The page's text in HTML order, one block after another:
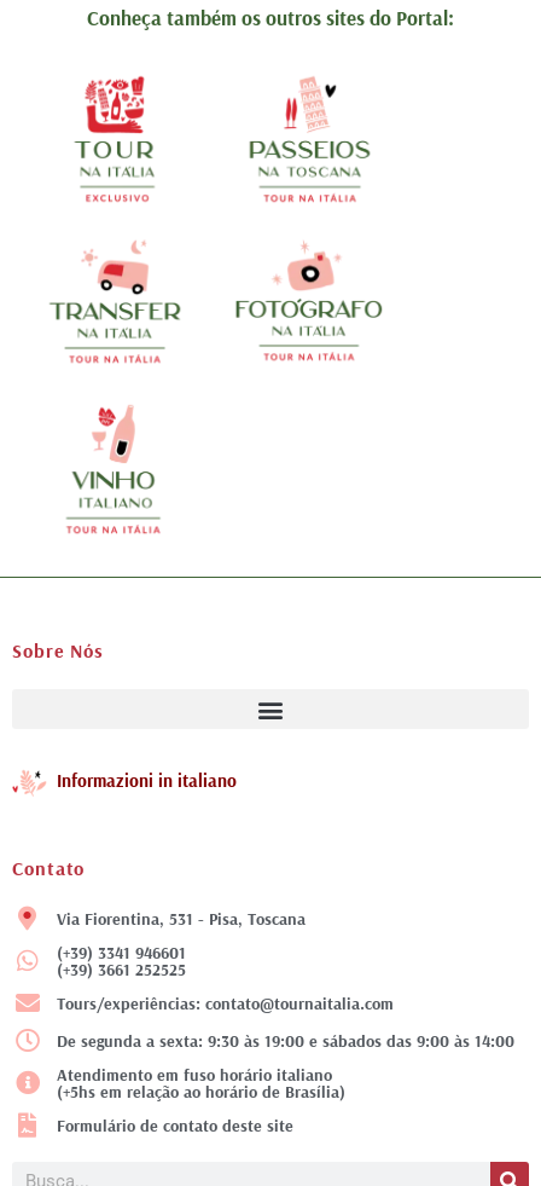
Conheça também os outros sites do Portal:
Sobre Nós
Informazioni in italiano
Contato
Via Fiorentina, 531 - Pisa, Toscana
(+39) 3341 946601
(+39) 3661 252525
Tours/experiências: contato@tournaitalia.com
De segunda a sexta: 9:30 às 19:00 e sábados das 9:00 às 14:00
Atendimento em fuso horário italiano
(+5hs em relação ao horário de Brasília)
Formulário de contato deste site
Pesquisar